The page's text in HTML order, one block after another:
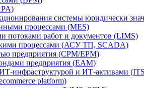
системы юридически
процессами (MES)
потоками работ и документов (LIMS)
процессами (АСУ ТП, SCADA)
предприятия (CPM/EPM)
предприятия (EAM)
инфраструктурой и ИТ-активами
platform)